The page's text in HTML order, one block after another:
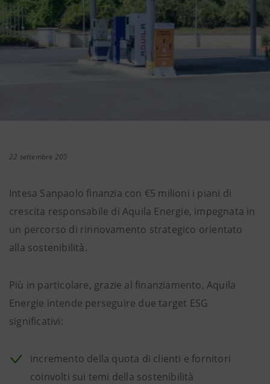
22 settembre 205
Intesa Sanpaolo finanzia con €5 milioni i piani di
crescita responsabile di Aquila Energie, impegnata in
un percorso di rinnovamento strategico orientato
alla sostenibilità.
Più in particolare, grazie al finanziamento, Aquila
Energie intende perseguire due target ESG
significativi:
incremento della quota di clienti e fornitori
coinvolti sui temi della sostenibilità